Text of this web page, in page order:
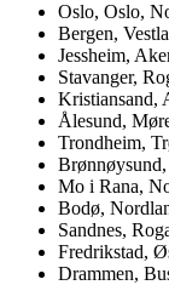
Oslo, Oslo,
Bergen,
Jessheim,
Stavanger,
Kristiansand,
Ålesund,
Trondheim,
Brønnøysund,
Mo i Rana,
Bodø,
Sandnes,
Fredrikstad,
Drammen,